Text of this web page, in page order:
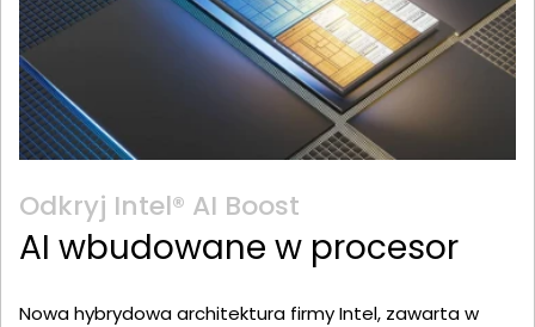
Odkryj Intel® AI Boost
AI wbudowane w procesor
Nowa hybrydowa architektura firmy Intel, zawarta w